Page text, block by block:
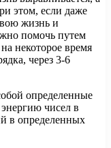
этом, если даже
жизнь и
помочь путем
некоторое время
через 3-6
определенные
чисел в
в определенных